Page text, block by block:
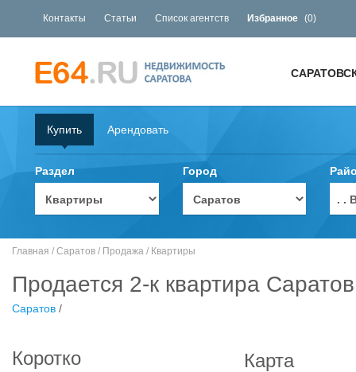
Контакты Статьи Список агентств Избранное (0)
Купить Арендовать
Раздел Город
. .
Главная / Саратов / Продажа / Квартиры
Продается 2-к квартира
Саратов /
Коротко Карта